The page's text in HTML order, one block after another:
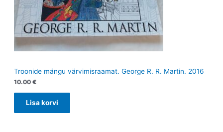
Troonide mängu värvimisraamat. George R. R. Martin. 2016
10.00 €
Lisa korvi